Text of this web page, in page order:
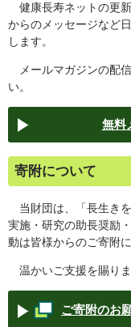
健康長寿ネットの更
からのメッセージなど
します。
メールマガジンの配
い。
無料
寄附について
当財団は、「長生き
実施・研究の助長奨励
動は皆様からのご寄附
温かいご支援を賜りま
ご寄附のお